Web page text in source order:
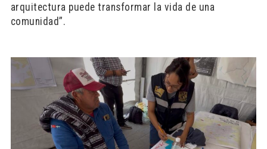
arquitectura puede transformar la vida de una
comunidad”.